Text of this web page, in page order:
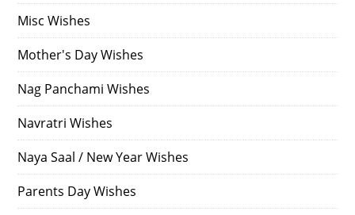
Misc Wishes
Mother's Day Wishes
Nag Panchami Wishes
Navratri Wishes
Naya Saal / New Year Wishes
Parents Day Wishes